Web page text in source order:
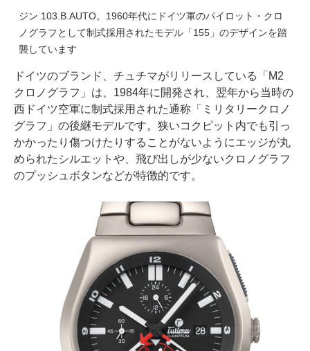
ジン 103.B.AUTO。1960年代にドイツ軍のパイロット・クロ
ノグラフとして制式採用されたモデル「155」のデザインを踏
襲しています
ドイツのブランド、チュチマがリリースしている「M2
クロノグラフ」は、1984年に開発され、翌年から当時の
西ドイツ空軍に制式採用された通称「ミリタリークロノ
グラフ」の後継モデルです。狭いコクピット内でも引っ
かかったり傷つけたりすることがないようにエッジが丸
められたシルエットや、飛び出しが少ないクロノグラフ
のプッシュボタンなどが特徴的です。